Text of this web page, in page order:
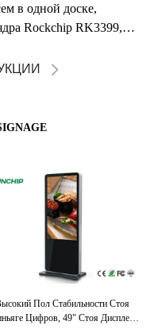
в одной доске,
Rockchip RK3399,
Пол Стабильности Стоя
Цифров, 49" Стоя Дисплей